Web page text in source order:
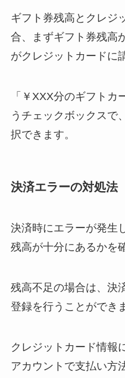
ギフト券残高とクレジ
合、まずギフト券残高
がクレジットカードに
「￥XXX分のギフト
うチェックボックスで
択できます。
決済エラーの対処法
決済時にエラーが発生
残高が十分にあるかを
残高不足の場合は、決
登録を行うことができ
クレジットカード情報
アカウントで支払い方